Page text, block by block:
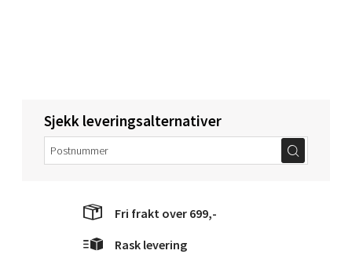
Sjekk leveringsalternativer
Fri frakt over 699,-
Rask levering
Velg
Narvik - Thon Senter Malmporten